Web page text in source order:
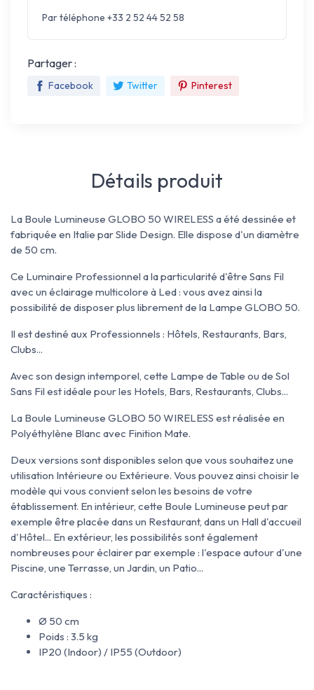
Par téléphone +33 2 52 44 52 58
Partager :
Facebook Twitter Pinterest
Détails produit
La Boule Lumineuse GLOBO 50 WIRELESS a été dessinée et
fabriquée en Italie par Slide Design. Elle dispose d'un diamètre
de 50 cm.
Ce Luminaire Professionnel a la particularité d'être Sans Fil
avec un éclairage multicolore à Led : vous avez ainsi la
possibilité de disposer plus librement de la Lampe GLOBO 50.
Il est destiné aux Professionnels : Hôtels, Restaurants, Bars,
Clubs...
Avec son design intemporel, cette Lampe de Table ou de Sol
Sans Fil est idéale pour les Hotels, Bars, Restaurants, Clubs...
La Boule Lumineuse GLOBO 50 WIRELESS est réalisée en
Polyéthylène Blanc avec Finition Mate.
Deux versions sont disponibles selon que vous souhaitez une
utilisation Intérieure ou Extérieure. Vous pouvez ainsi choisir le
modèle qui vous convient selon les besoins de votre
établissement. En intérieur, cette Boule Lumineuse peut par
exemple être placée dans un Restaurant, dans un Hall d'accueil
d'Hôtel... En extérieur, les possibilités sont également
nombreuses pour éclairer par exemple : l'espace autour d'une
Piscine, une Terrasse, un Jardin, un Patio...
Caractéristiques :
Ø 50 cm
Poids : 3.5 kg
IP20 (Indoor) / IP55 (Outdoor)